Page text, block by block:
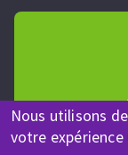
Nous utilisons
votre Une